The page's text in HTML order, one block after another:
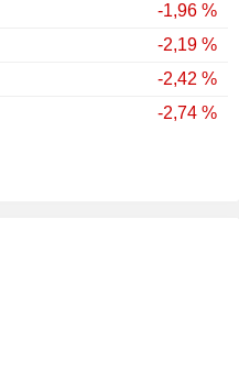
-1,96 %
-2,19 %
-2,42 %
-2,74 %